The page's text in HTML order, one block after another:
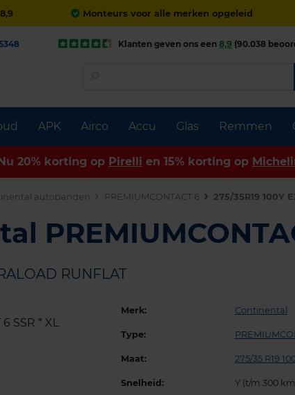
Monteurs voor alle merken opgeleid
APK Airco Accu Glas Remmen
Klanten geven ons een 8,9 (90.038
20% korting op Pirelli en 15% korting op
autobanden PREMIUMCONTACT 6 275/35R19 100Y
RUNFLAT
Merk: Continental
Type:
Maat: 275/35 R19
Snelheid: Y (t/m 300